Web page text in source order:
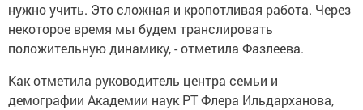
нужно учить. Это сложная и кропотливая работа. Через
некоторое время мы будем транслировать
положительную динамику, - отметила Фазлеева.
Как отметила руководитель центра семьи и
демографии Академии наук РТ Флера Ильдарханова,